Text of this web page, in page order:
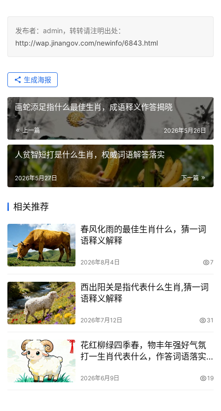
发布者：admin，转转请注明出处：
http://wap.jinangov.com/newinfo/6843.html
生成海报
画蛇添足指什么最佳生肖，成语释义作答揭晓
上一篇 2026年5月26日
人贫智短打是什么生肖，权威词语解答落实
下一篇
2026年5月27日
相关推荐
春风化雨的最佳生肖什么，猜一词
语释义解释
2026年8月4日 7
西出阳关是指代表什么生肖,猜一词
语释义解释
2026年7月12日 31
花红柳绿四季春，物丰年强好气氛
打一生肖代表什么，作答词语落实
2026年6月9日 19